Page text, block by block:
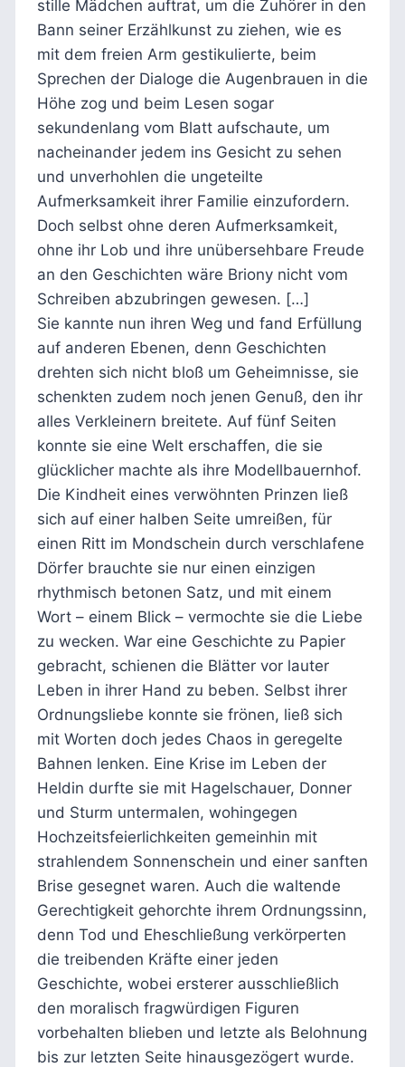
stille Mädchen auftrat, um die Zuhörer in den
Bann seiner Erzählkunst zu ziehen, wie es
mit dem freien Arm gestikulierte, beim
Sprechen der Dialoge die Augenbrauen in die
Höhe zog und beim Lesen sogar
sekundenlang vom Blatt aufschaute, um
nacheinander jedem ins Gesicht zu sehen
und unverhohlen die ungeteilte
Aufmerksamkeit ihrer Familie einzufordern.
Doch selbst ohne deren Aufmerksamkeit,
ohne ihr Lob und ihre unübersehbare Freude
an den Geschichten wäre Briony nicht vom
Schreiben abzubringen gewesen. […]
Sie kannte nun ihren Weg und fand Erfüllung
auf anderen Ebenen, denn Geschichten
drehten sich nicht bloß um Geheimnisse, sie
schenkten zudem noch jenen Genuß, den ihr
alles Verkleinern breitete. Auf fünf Seiten
konnte sie eine Welt erschaffen, die sie
glücklicher machte als ihre Modellbauernhof.
Die Kindheit eines verwöhnten Prinzen ließ
sich auf einer halben Seite umreißen, für
einen Ritt im Mondschein durch verschlafene
Dörfer brauchte sie nur einen einzigen
rhythmisch betonen Satz, und mit einem
Wort – einem Blick – vermochte sie die Liebe
zu wecken. War eine Geschichte zu Papier
gebracht, schienen die Blätter vor lauter
Leben in ihrer Hand zu beben. Selbst ihrer
Ordnungsliebe konnte sie frönen, ließ sich
mit Worten doch jedes Chaos in geregelte
Bahnen lenken. Eine Krise im Leben der
Heldin durfte sie mit Hagelschauer, Donner
und Sturm untermalen, wohingegen
Hochzeitsfeierlichkeiten gemeinhin mit
strahlendem Sonnenschein und einer sanften
Brise gesegnet waren. Auch die waltende
Gerechtigkeit gehorchte ihrem Ordnungssinn,
denn Tod und Eheschließung verkörperten
die treibenden Kräfte einer jeden
Geschichte, wobei ersterer ausschließlich
den moralisch fragwürdigen Figuren
vorbehalten blieben und letzte als Belohnung
bis zur letzten Seite hinausgezögert wurde.